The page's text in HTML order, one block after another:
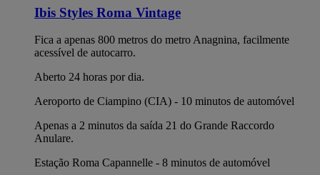
Ibis Styles Roma Vintage
Fica a apenas 800 metros do metro Anagnina, facilmente
acessível de autocarro.
Aberto 24 horas por dia.
Aeroporto de Ciampino (CIA) - 10 minutos de automóvel
Apenas a 2 minutos da saída 21 do Grande Raccordo
Anulare.
Estação Roma Capannelle - 8 minutos de automóvel